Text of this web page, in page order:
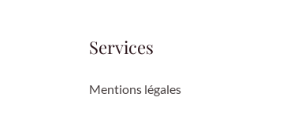
Services
Mentions légales